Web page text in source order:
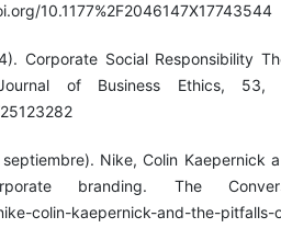
10.1177%2F2046147X17743544
Corporate Social Responsibility
of Business Ethics, 53,
Nike, Colin Kaepernick
branding. The
colin-kaepernick-and-the-pitfalls-